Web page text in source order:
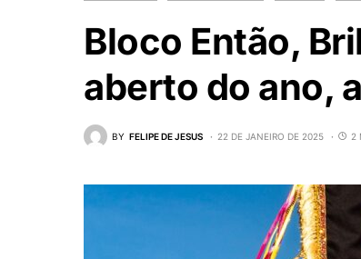
Bloco Então,
aberto do ano,
BY FELIPE DE JESUS 22 DE JANEIRO DE 2025 2